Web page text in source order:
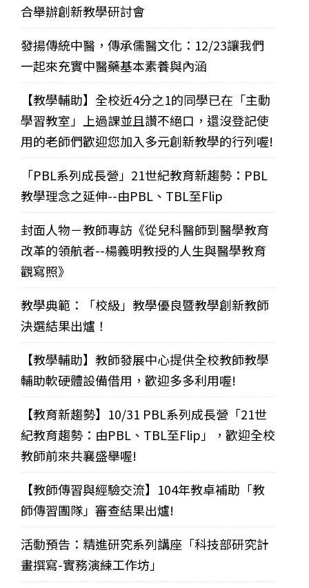
合舉辦創新教學研討會
發揚傳統中醫，傳承儒醫文化：12/23讓我們
一起來充實中醫藥基本素養與內涵
【教學輔助】全校近4分之1的同學已在「主動
學習教室」上過課並且讚不絕口，還沒登記使
用的老師們歡迎您加入多元創新教學的行列喔!
「PBL系列成長營」21世紀教育新趨勢：PBL
教學理念之延伸--由PBL、TBL至Flip
封面人物－教師專訪《從兒科醫師到醫學教育
改革的領航者--楊義明教授的人生與醫學教育
觀寫照》
教學典範：「校級」教學優良暨教學創新教師
決選結果出爐！
【教學輔助】教師發展中心提供全校教師教學
輔助軟硬體設備借用，歡迎多多利用喔!
【教育新趨勢】10/31 PBL系列成長營「21世
紀教育趨勢：由PBL、TBL至Flip」，歡迎全校
教師前來共襄盛舉喔!
【教師傳習與經驗交流】104年教卓補助「教
師傳習團隊」審查結果出爐!
活動預告：精進研究系列講座「科技部研究計
畫撰寫-實務演練工作坊」